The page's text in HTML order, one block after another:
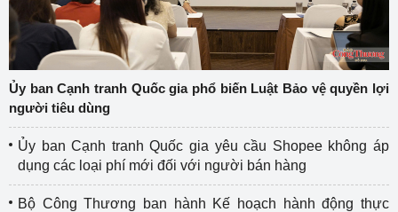
Ủy ban Cạnh tranh Quốc gia phổ biến Luật Bảo vệ quyền lợi
người tiêu dùng
Ủy ban Cạnh tranh Quốc gia yêu cầu Shopee không áp
dụng các loại phí mới đối với người bán hàng
Bộ Công Thương ban hành Kế hoạch hành động thực